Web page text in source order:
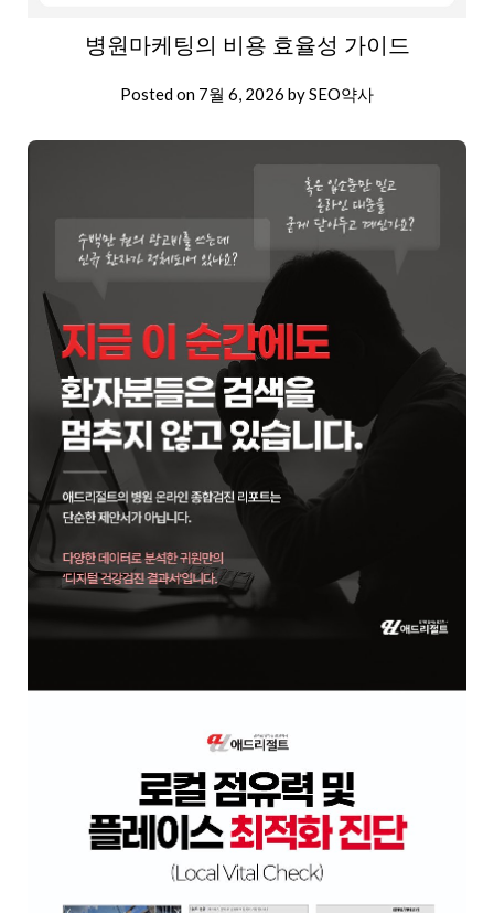
병원마케팅의 비용 효율성 가이드
Posted on 7월 6, 2026 bySEO약사